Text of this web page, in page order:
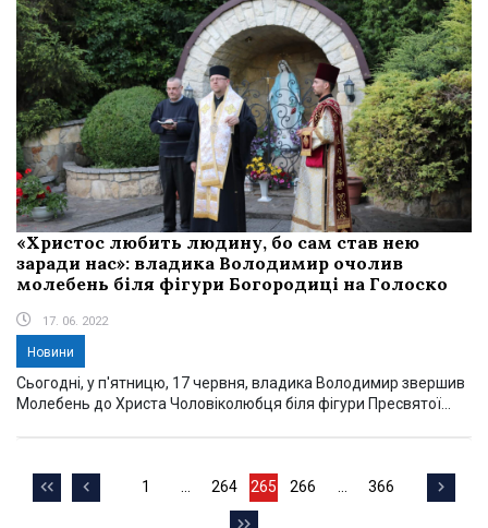
«Христос любить людину, бо сам став нею
заради нас»: владика Володимир очолив
молебень біля фігури Богородиці на Голоско
17. 06. 2022
Новини
Сьогодні, у п'ятницю, 17 червня, владика Володимир звершив
Молебень до Христа Чоловіколюбця біля фігури Пресвятої...
1
…
Сторінка
264
Сторінка
265
266
…
Сторінка
366